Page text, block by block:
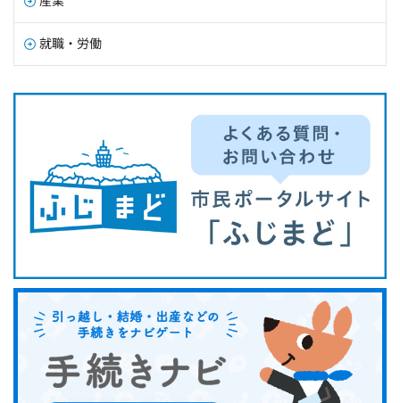
就職・労働